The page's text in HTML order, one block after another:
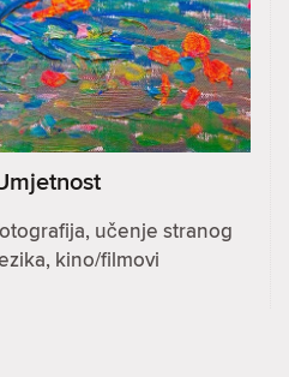
učenje stranog
kino/filmovi